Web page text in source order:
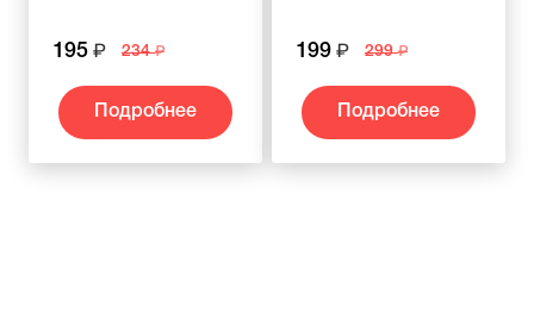
195 234
Подробнее
199 299
Подробнее